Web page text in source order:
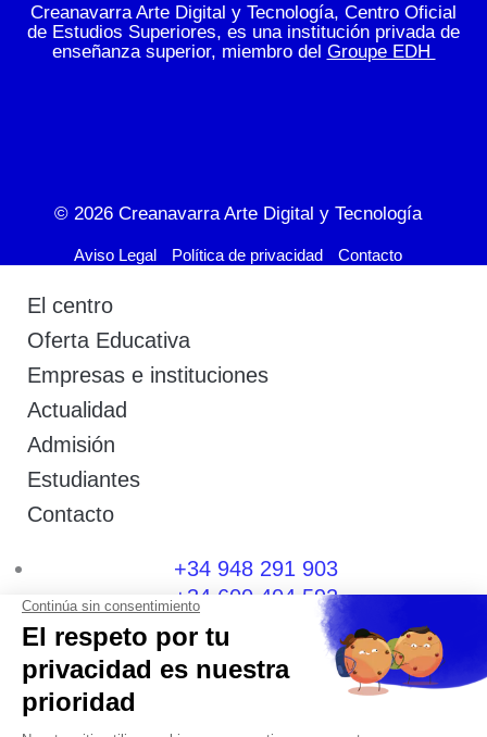
Creanavarra Arte Digital y Tecnología, Centro Oficial
de Estudios Superiores, es una institución privada de
enseñanza superior, miembro del Groupe EDH
© 2026 Creanavarra Arte Digital y Tecnología
Aviso Legal Política de privacidad Contacto
El centro
Oferta Educativa
Empresas e instituciones
Actualidad
Admisión
Estudiantes
Contacto
+34 948 291 903
+34 600 404 592
I
n
s
F
a
c
T
w
L
i
i
Y
o
u